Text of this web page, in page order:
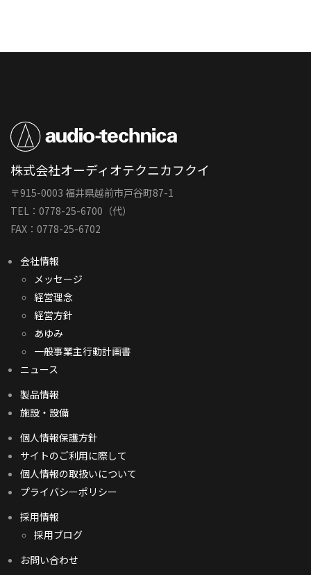
株式会社オーディオテクニカフクイ
〒915-0003 福井県越前市戸谷町87-1
TEL：0778-25-6700（代）
FAX：0778-25-6702
会社情報
メッセージ
経営理念
経営方針
あゆみ
一般事業主行動計画書
ニュース
製品情報
施設・設備
個人情報保護方針
サイトのご利用に際して
個人情報の取扱いについて
プライバシーポリシー
採用情報
採用ブログ
お問い合わせ